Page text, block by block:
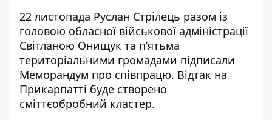
22 листопада Руслан Стрілець разом із
головою обласної військової адміністрації
Світланою Онищук та п’ятьма
територіальними громадами підписали
Меморандум про співпрацю. Відтак на
Прикарпатті буде створено
сміттєобробний кластер.